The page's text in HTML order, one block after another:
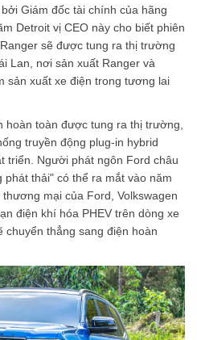
Giám đốc tài chính của hãng
Detroit vị CEO này cho biết phiên
sẽ được tung ra thị trường
Lan, nơi sản xuất Ranger và
sản xuất xe điện trong tương lai
hoàn toàn được tung ra thị trường,
truyền động plug-in hybrid
triển. Người phát ngôn Ford châu
thải" có thể ra mắt vào năm
mại của Ford, Volkswagen
điện khí hóa PHEV trên dòng xe
chuyển thẳng sang điện hoàn